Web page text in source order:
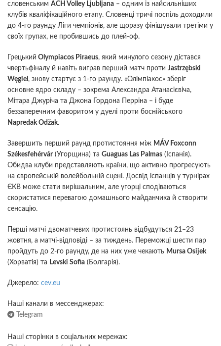
словенським ACH Volley Ljubljana – одним із найсильніших
клубів кваліфікаційного етапу. Словенці тричі поспіль доходили
до 4-го раунду Ліги чемпіонів, але щоразу фінішували третіми у
своїх групах, не пробившись до плей-оф.
Грецький Olympiacos Piraeus, який минулого сезону дістався
чвертьфіналу й навіть виграв перший матч проти Jastrzębski
Węgiel , знову стартує з 1-го раунду. «Олімпіакос» зберіг
основне ядро складу – зокрема Александра Атанасієвіча,
Мітара Джуріча та Джона Гордона Перріна – і буде
беззаперечним фаворитом у дуелі проти боснійського
Napredak Odžak.
Завершить перший раунд протистояння між MÁV Foxconn
Székesfehérvár(Угорщина) та Guaguas Las Palmas (Іспанія).
Обидва клуби представляють країни, що активно прогресують
на європейській волейбольній сцені. Досвід іспанців у турнірах
ЄКВ може стати вирішальним, але угорці сподіваються
скористатися перевагою домашнього майданчика й створити
сенсацію.
Перші матчі двоматчевих протистоянь відбудуться 21–23
жовтня, а матчі-відповіді – за тиждень. Переможці шести пар
пройдуть до 2-го раунду, де на них уже чекають Mursa Osijek
(Хорватія) та Levski Sofia (Болгарія).
Джерело: cev.eu
Наші канали в мессенджерах:
Telegram
Наші сторінки в соціальних мережах: